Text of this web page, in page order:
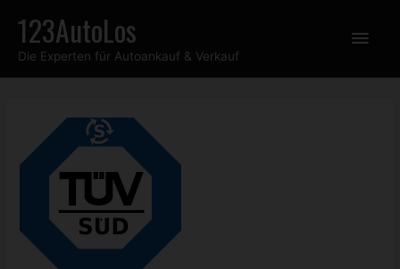
Inhalt
springen
123AutoLos
Die Experten für Autoankauf & Verkauf